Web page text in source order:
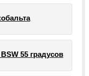
55 градусов